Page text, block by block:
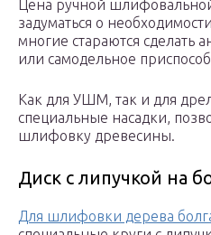
Цена ручной
задуматься о
многие стараются сделать
или самодельное
Как для УШМ, так и для
специальные насадки,
шлифовку древесины.
Диск с липучкой на
Для шлифовки дерева